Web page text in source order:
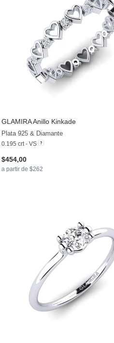
GLAMIRAAnillo Kinkade
Plata 925 & Diamante
0.195 crt - VS
$454,00
a partir de $262